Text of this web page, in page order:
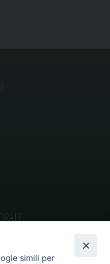
simili per